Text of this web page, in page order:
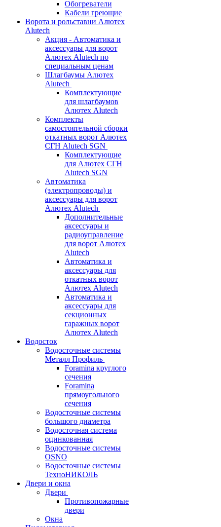
Обогреватели
Кабели греющие
Ворота и рольставни Алютех
Alutech
Акция - Автоматика и
аксессуары для ворот
Алютех Alutech по
специальным ценам
Шлагбаумы Алютех
Alutech
Комплектующие
для шлагбаумов
Алютех Alutech
Комплекты
самостоятельной сборки
откатных ворот Алютех
СГН Alutech SGN
Комплектующие
для Алютех СГН
Alutech SGN
Автоматика
(электропроводы) и
аксессуары для ворот
Алютех Alutech
Дополнительные
аксессуары и
радиоуправление
для ворот Алютех
Alutech
Автоматика и
аксессуары для
откатных ворот
Алютех Alutech
Автоматика и
аксессуары для
секционных
гаражных ворот
Алютех Alutech
Водосток
Водосточные системы
Металл Профиль
Foramina круглого
сечения
Foramina
прямоугольного
сечения
Водосточные системы
большого диаметра
Водосточная система
оцинкованная
Водосточные системы
OSNO
Водосточные системы
ТехноНИКОЛЬ
Двери и окна
Двери
Противопожарные
двери
Окна